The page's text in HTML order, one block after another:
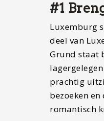
#1
Luxemburg
deel van
Grund staat
prachtig
bezoeken
romantisch